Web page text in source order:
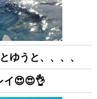
ゆうと、、、、
イ😍😍👌